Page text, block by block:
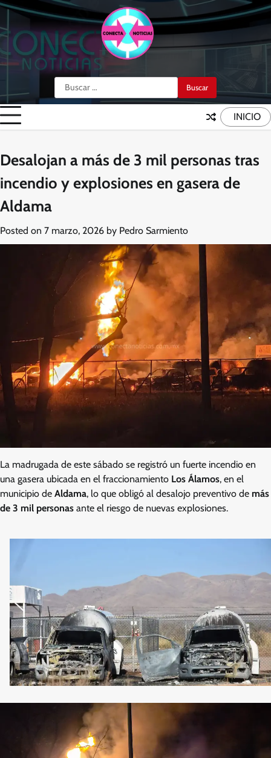
Skip
content
Buscar:
INICIO
Desalojan a más de 3 mil personas tras
incendio y explosiones en gasera de
Aldama
Posted on 7 marzo, 2026 by Pedro Sarmiento
La madrugada de este sábado se registró un fuerte incendio en
una gasera ubicada en el fraccionamiento Los Álamos, en el
municipio de Aldama, lo que obligó al desalojo preventivo de más
de 3 mil personas ante el riesgo de nuevas explosiones.